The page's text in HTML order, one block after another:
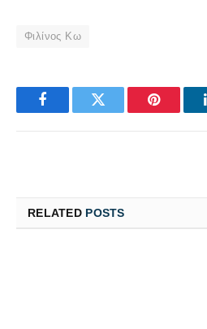
Φιλίνος Κω
FacebookTwitter Pinterest
RELATED POSTS